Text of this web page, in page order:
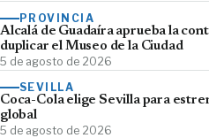
PROVINCIA
Alcalá de Guadaíra aprueba la
duplicar el Museo de la Ciudad
5 de agosto de 2026
SEVILLA
Coca-Cola elige Sevilla para
global
5 de agosto de 2026